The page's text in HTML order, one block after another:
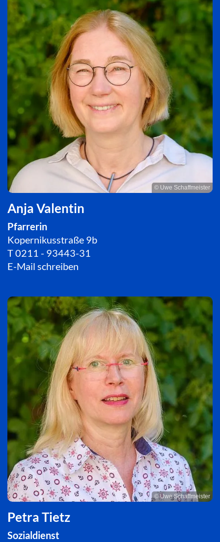
© Uwe Schaffmeister
Anja Valentin
Pfarrerin
Kopernikusstraße 9b
T0211 - 93443-31
E-Mail schreiben
© Uwe Schaffmeister
Petra Tietz
Sozialdienst